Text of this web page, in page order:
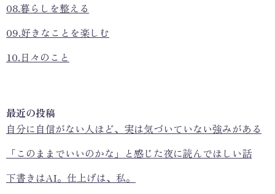
08.暮らしを整える
09.好きなことを楽しむ
10.日々のこと
最近の投稿
自分に自信がない人ほど、実は気づいていない強みがある
「このままでいいのかな」と感じた夜に読んでほしい話
下書きはAI。仕上げは、私。